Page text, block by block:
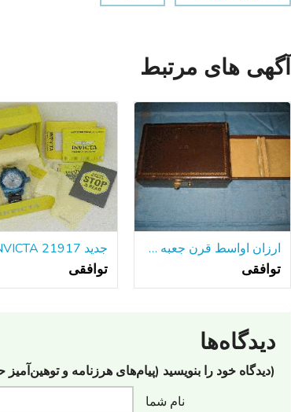
آگهی های مرتبط
ارزان اواسط قرن جعبه طلا و جواهر
توافقی توافقی
دیدگاه‌ها
(دیدگاه خود را بنویسید (پیام‌های هرزنامه‌ و
نام شما